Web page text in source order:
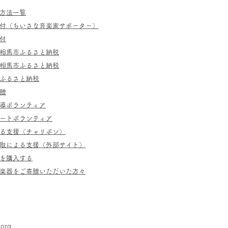
法一覧
（ちいさな音楽家サポーター）
馬市ふるさと納税
馬市ふるさと納税
るさと納税
ボランティア
トボランティア
支援（チャリボン）
による支援（外部サイト）
購入する
器をご寄贈いただいた方々